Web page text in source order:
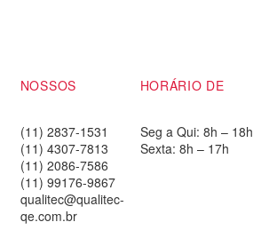
NOSSOS
(11) 2837-1531
(11) 4307-7813
(11) 2086-7586
(11) 99176-9867
qualitec@qualitec-
qe.com.br
HORÁRIO DE
Seg a Qui: 8h – 18h
Sexta: 8h – 17h